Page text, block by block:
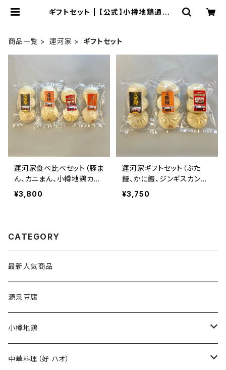
ギフトセット | 【公式】小樽地鶏通販サ
商品一覧 運河家 ギフトセット
運河家食べ比べセット（豚ま
ん、カニまん、小樽地鶏カレ
ーまん、ジンギスカンまん）
¥3,800
運河家ギフトセット（ぶた
饅、かに饅、ジンギスカン
饅）
¥3,750
CATEGORY
最新人気商品
源泉豆腐
小樽地鶏
小樽地鶏の卵
中華料理（好 ハオ）